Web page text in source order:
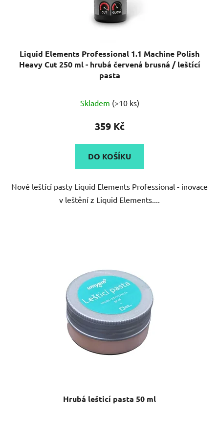
Liquid Elements Professional 1.1 Machine Polish
Heavy Cut 250 ml - hrubá červená brusná / leštící
pasta
Skladem (>10 ks)
359 Kč
DO KOŠÍKU
Nové leštící pasty Liquid Elements Professional - inovace
v leštění z Liquid Elements....
Hrubá lešticí pasta 50 ml